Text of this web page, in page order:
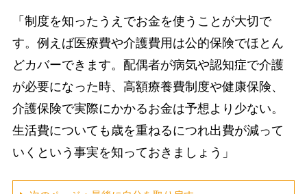
「制度を知ったうえでお金を使うことが大切で
す。例えば医療費や介護費用は公的保険でほとん
どカバーできます。配偶者が病気や認知症で介護
が必要になった時、高額療養費制度や健康保険、
介護保険で実際にかかるお金は予想より少ない。
生活費についても歳を重ねるにつれ出費が減って
いくという事実を知っておきましょう」